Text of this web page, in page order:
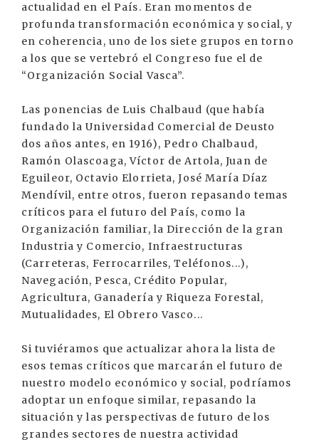
actualidad en el País. Eran momentos de
profunda transformación económica y social, y
en coherencia, uno de los siete grupos en torno
a los que se vertebró el Congreso fue el de
“Organización Social Vasca”.
Las ponencias de Luis Chalbaud (que había
fundado la Universidad Comercial de Deusto
dos años antes, en 1916), Pedro Chalbaud,
Ramón Olascoaga, Víctor de Artola, Juan de
Eguileor, Octavio Elorrieta, José María Díaz
Mendívil, entre otros, fueron repasando temas
críticos para el futuro del País, como la
Organización familiar, la Dirección de la gran
Industria y Comercio, Infraestructuras
(Carreteras, Ferrocarriles, Teléfonos...),
Navegación, Pesca, Crédito Popular,
Agricultura, Ganadería y Riqueza Forestal,
Mutualidades, El Obrero Vasco...
Si tuviéramos que actualizar ahora la lista de
esos temas críticos que marcarán el futuro de
nuestro modelo económico y social, podríamos
adoptar un enfoque similar, repasando la
situación y las perspectivas de futuro de los
grandes sectores de nuestra actividad